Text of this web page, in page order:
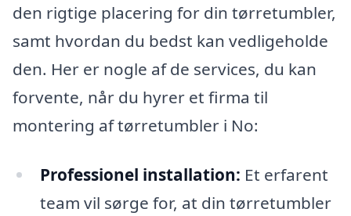
den rigtige placering for din tørretumbler,
samt hvordan du bedst kan vedligeholde
den. Her er nogle af de services, du kan
forvente, når du hyrer et firma til
montering af tørretumbler i No:
Professionel installation: Et erfarent
team vil sørge for, at din tørretumbler